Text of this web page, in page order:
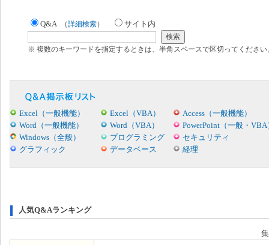
Q&A （詳細検索） サイト内
※ 複数のキーワードを指定するときは、半角スペースで区切ってください
Excel（一般機能） Excel（VBA）
Access（一般機能）
Word（一般機能）
Word（VBA）
PowerPoint（一般・VBA
Windows（全般）
プログラミング
セキュリティ
グラフィック
データベース 経理
人気Q&Aランキング